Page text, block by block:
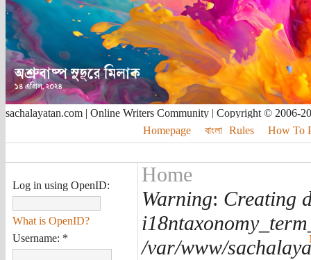
sachalayatan.com | Online Writers Community | Copyright © 2006-
Homepage
বাংলা Rules How To
Log in using OpenID:
What is OpenID?
Username: *
Home
Warning: Creating
/var/www/